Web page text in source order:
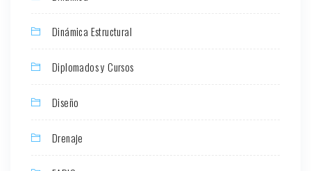
Dinámica Estructural
Diplomados y Cursos
Diseño
Drenaje